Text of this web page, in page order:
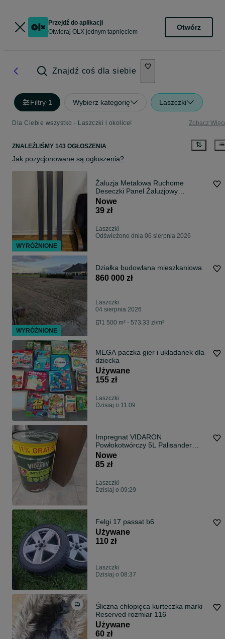
Przejdź do aplikacji
Otwieraj OLX jednym tapnięciem
Otwórz
Znajdź coś dla siebie
Filtry·1 Wybierz kategorię Laszczki
Dla Ciebie wszystko - Laszczki i okolice! Zobacz
ZNALEŹLIŚMY 143 OGŁOSZENIA
Jak pozycjonowane są ogłoszenia?
Żaluzja Metalowa Ruchome
Deseczki Panel Żaluzjowy
Aluminiowy do Żaluzji Shutters
Altana Pergola Antracyt Szary
RAL7016 120-150 CM - 2 Gatunek
Nowe
39 zł
Laszczki
Odświeżono dnia 06 sierpnia 2026
Działka budowlana mieszkaniowa
860 000 zł
Laszczki
04 sierpnia 2026
1 500 m² - 573.33 zł/m²
MEGA paczka gier i układanek dla
dziecka
Używane
155 zł
Laszczki
Dzisiaj o 11:09
Impregnat VIDARON
Powłokotwórczy 5L Palisander
Indyjski V09 NOWY
Nowe
85 zł
Laszczki
Dzisiaj o 09:29
Felgi 17 passat b6
Używane
110 zł
Laszczki
Dzisiaj o 08:37
Śliczna chłopięca kurteczka marki
Reserved rozmiar 116
Używane
60 zł
WYRÓŻNIONE
WYRÓŻNIONE